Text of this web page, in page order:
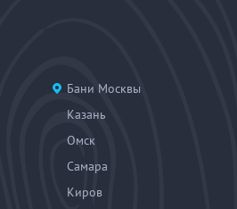
Бани Москвы
Казань
Омск
Самара
Киров